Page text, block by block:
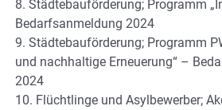
8. Städtebauförderung; Programm
Bedarfsanmeldung 2024
9. Städtebauförderung; Programm
und nachhaltige Erneuerung“ –
2024
10. Flüchtlinge und Asylbewerber;